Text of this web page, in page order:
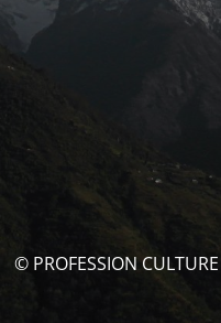
© PROFESSION